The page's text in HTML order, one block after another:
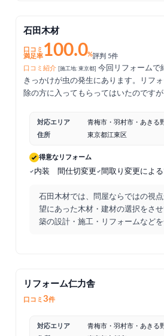
石田木材
口コミ
満足率100.0%評判 5件
口コミ紹介 [施工地: 東京都] 今回リフォームで
きっかけが虫の発生にあります。リフ
除の方に入ってもらってはいたのです
ォームが出来なくなっても原因の特定
ろ、かなり隅々まで調べて下さいまし
下さり、自分の目で確認できたので安
が確認できているのといないのでは気
ですが、押入れを撤去してクローゼッ
回聞いても分からなかったです。数人
が、完成した物を見てやっと全員理解
対応エリア
青梅市・羽村市・あきる
住所
東京都江東区
得意なリフォーム
内装 間仕切変更 間取り変更によ
石田木材では、問屋ならではの視
望にあった木材・建材の選択をさ
築の設計・施工・リフォームなど
リフォーム仁力舎
口コミ3件
対応エリア
青梅市・羽村市・あきる